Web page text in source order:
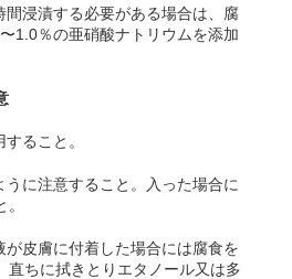
浸漬する必要がある場合は、腐
1.0％の亜硝酸ナトリウムを添加
ること。
に注意すること。入った場合に
皮膚に付着した場合には腐食を
直ちに拭きとりエタノール又は多